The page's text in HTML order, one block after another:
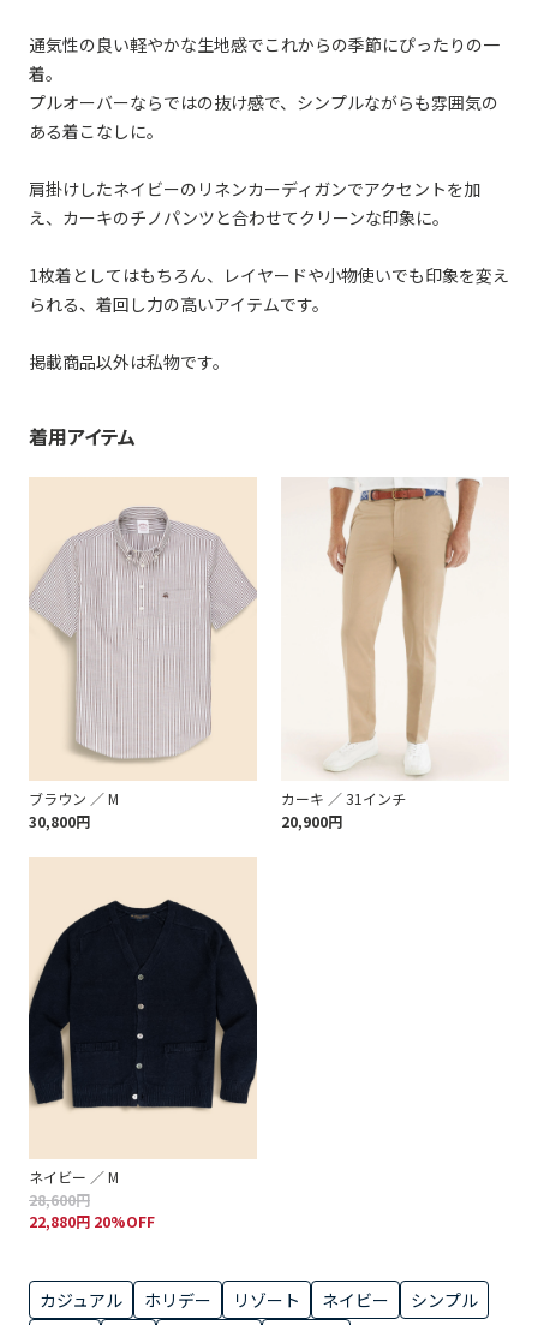
通気性の良い軽やかな生地感でこれからの季節にぴったりの一
着。
プルオーバーならではの抜け感で、シンプルながらも雰囲気の
ある着こなしに。
肩掛けしたネイビーのリネンカーディガンでアクセントを加
え、カーキのチノパンツと合わせてクリーンな印象に。
1枚着としてはもちろん、レイヤードや小物使いでも印象を変え
られる、着回し力の高いアイテムです。
掲載商品以外は私物です。
着用アイテム
ブラウン ／ M
30,800円
カーキ ／ 31インチ
20,900円
ネイビー ／ M
28,600円
22,880円 20%OFF
カジュアル ホリデー リゾート ネイビー
シンプル